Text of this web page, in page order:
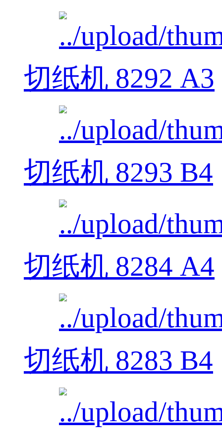
切纸机 8292 A3
切纸机 8293 B4
切纸机 8284 A4
切纸机 8283 B4